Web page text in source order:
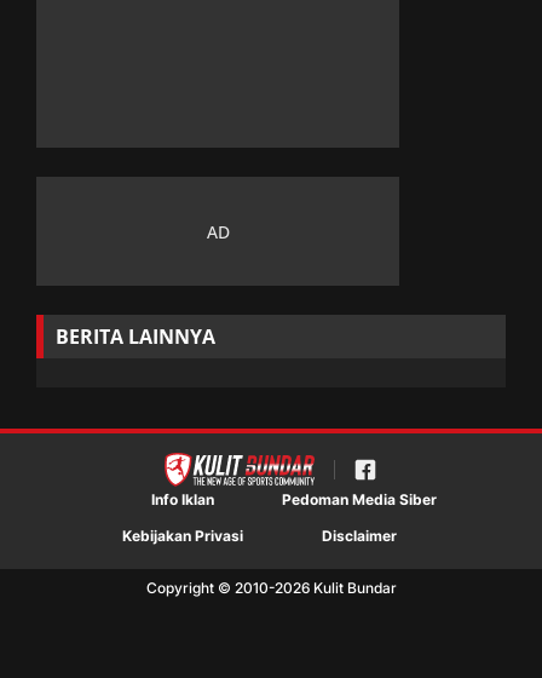
BERITA LAINNYA
Info Iklan
Pedoman Media Siber
Kebijakan Privasi
Disclaimer
Copyright © 2010-2026Kulit Bundar